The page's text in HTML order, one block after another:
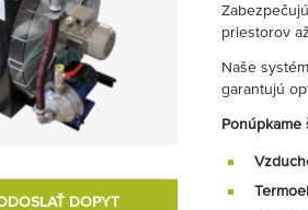
DOPYT
priestorov
Naše
garantujú